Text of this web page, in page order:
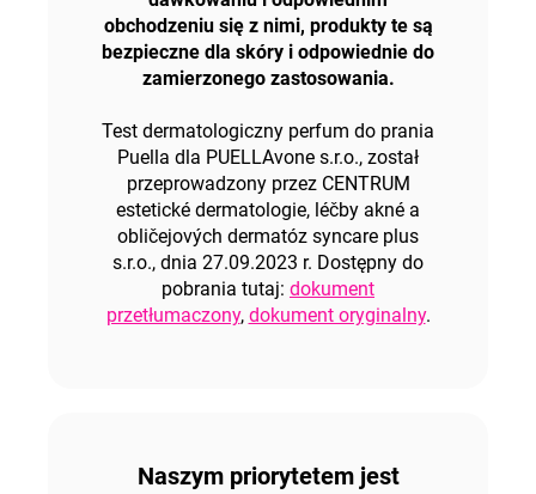
obchodzeniu się z nimi, produkty te są
bezpieczne dla skóry i odpowiednie do
zamierzonego zastosowania.
Test dermatologiczny perfum do prania
Puella dla PUELLAvone s.r.o., został
przeprowadzony przez CENTRUM
estetické dermatologie, léčby akné a
obličejových dermatóz syncare plus
s.r.o., dnia 27.09.2023 r. Dostępny do
pobrania tutaj: dokument
przetłumaczony, dokument oryginalny.
Naszym priorytetem jest